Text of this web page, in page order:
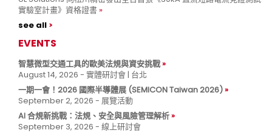
實驗室計畫》資格證書
see all
EVENTS
智慧微型交通工具的歐美法規與資安挑戰
August 14, 2026 - 實體研討會 | 台北
一期一會！2026 國際半導體展 (SEMICON Taiwan 2026)
September 2, 2026 - 展覽活動
AI 合規新挑戰：法規、安全與風險管理解析
September 3, 2026 - 線上研討會